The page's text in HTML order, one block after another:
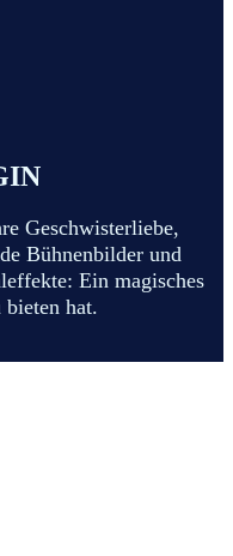
Geschwisterliebe,
Bühnenbilder und
Ein magisches
bieten hat.